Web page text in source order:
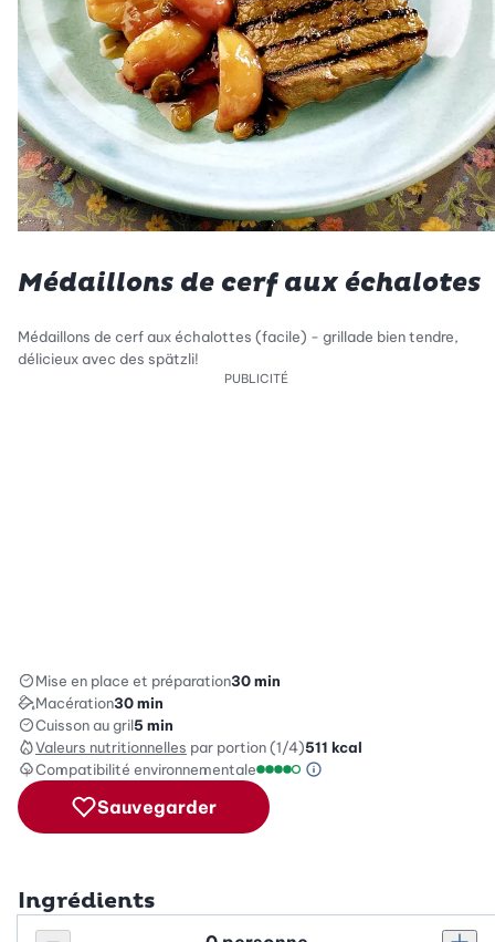
Médaillons de cerf aux échalotes
Médaillons de cerf aux échalottes (facile) - grillade bien tendre,
délicieux avec des spätzli!
PUBLICITÉ
Mise en place et préparation30 min
Macération30 min
Cuisson au gril5 min
Valeurs nutritionnelles par portion (1/4)511 kcal
Compatibilité environnementale
Échelle de compatibilité
Information sur
Sauvegarder
Ingrédients